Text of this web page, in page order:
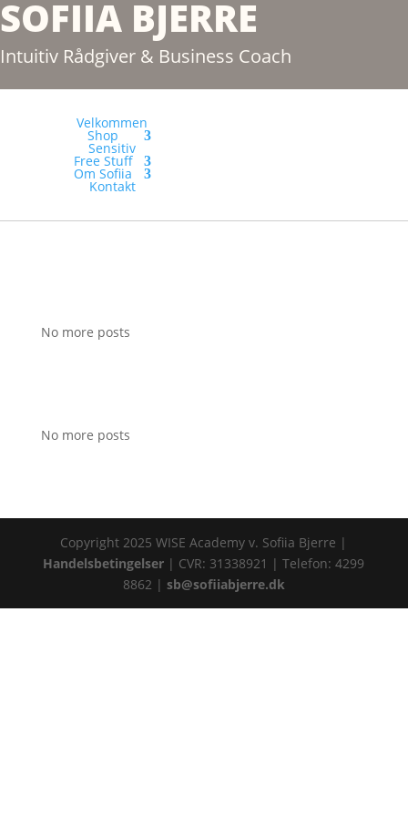
SOFIIA BJERRE
Intuitiv Rådgiver & Business Coach
Velkommen
Shop
Sensitiv
Free Stuff
Om Sofiia
Kontakt
No more posts
No more posts
Copyright 2025 WISE Academy v. Sofiia Bjerre |
Handelsbetingelser | CVR: 31338921 | Telefon: 4299
8862 | sb@sofiiabjerre.dk